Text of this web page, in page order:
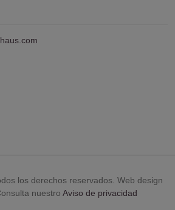
los derechos reservados. Web design
nuestro Aviso de privacidad